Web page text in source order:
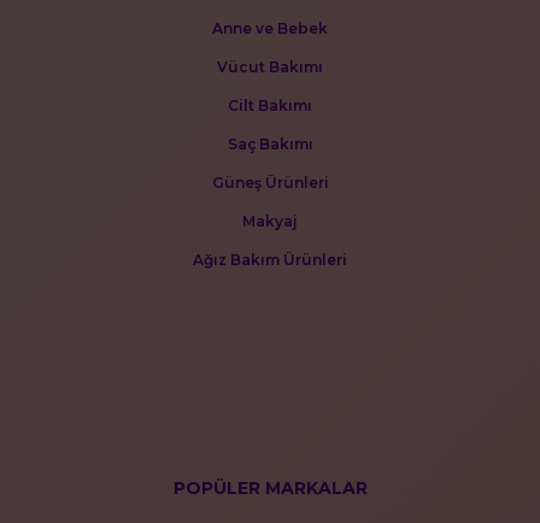
Anne ve Bebek
Vücut Bakımı
Cilt Bakımı
Saç Bakımı
Güneş Ürünleri
Makyaj
Ağız Bakım Ürünleri
POPÜLER MARKALAR